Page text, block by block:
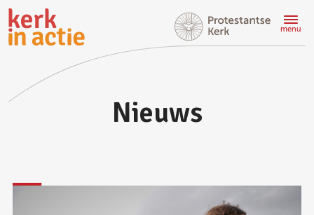
Doorgaan
naar
hoofdinhoud
menu
Nieuws